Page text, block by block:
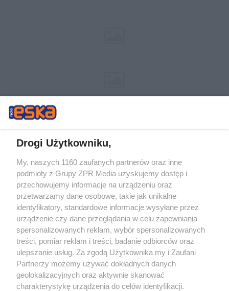
Żaden utwór zamieszczony w serwisie nie może być powielany i
rozpowszechniany lub dalej rozpowszechniany w jakikolwiek sposób (w
tym także elektroniczny lub mechaniczny) na jakimkolwiek polu
eksploatacji w jakiejkolwiek formie, włącznie z umieszczaniem w
Internecie bez pisemnej zgody właściciela praw. Jakiekolwiek użycie lub
wykorzystanie utworów w całości lub w części z naruszeniem prawa,
tzn. bez właściwej zgody, jest zabronione pod groźbą kary i może być
ścigane prawnie.
Drogi Użytkowniku,
My, naszych 1160 zaufanych partnerów oraz inne
podmioty z Grupy ZPR Media uzyskujemy dostęp i
przechowujemy informacje na urządzeniu oraz
przetwarzamy dane osobowe, takie jak unikalne
identyfikatory, standardowe informacje wysyłane przez
urządzenie czy dane przeglądania w celu zapewniania
spersonalizowanych reklam, wybór spersonalizowanych
treści, pomiar reklam i treści, badanie odbiorców oraz
ulepszanie usług. Za zgodą Użytkownika my i Zaufani
Partnerzy możemy używać dokładnych danych
geolokalizacyjnych oraz aktywnie skanować
charakterystykę urządzenia do celów identyfikacji.